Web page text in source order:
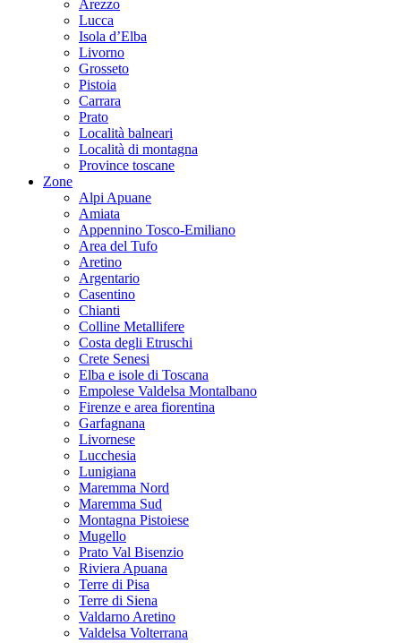
Arezzo
Lucca
Isola d’Elba
Livorno
Grosseto
Pistoia
Carrara
Prato
Località balneari
Località di montagna
Province toscane
Zone
Alpi Apuane
Amiata
Appennino Tosco-Emiliano
Area del Tufo
Aretino
Argentario
Casentino
Chianti
Colline Metallifere
Costa degli Etruschi
Crete Senesi
Elba e isole di Toscana
Empolese Valdelsa Montalbano
Firenze e area fiorentina
Garfagnana
Livornese
Lucchesia
Lunigiana
Maremma Nord
Maremma Sud
Montagna Pistoiese
Mugello
Prato Val Bisenzio
Riviera Apuana
Terre di Pisa
Terre di Siena
Valdarno Aretino
Valdelsa Volterrana